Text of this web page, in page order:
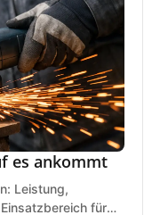
es ankommt
Leistung,
für